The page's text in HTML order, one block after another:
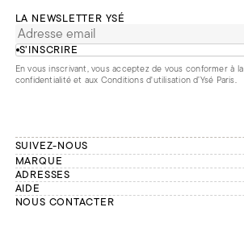
LA NEWSLETTER YSÉ
S’INSCRIRE
En vous inscrivant, vous acceptez de vous conformer à la
confidentialitéet aux Conditions d'utilisation d’Ysé Paris.
SUIVEZ-NOUS
MARQUE
Manifesto
Engagements
Seconde vie
ADRESSES
Paris
France
AIDE
Mon compte
NOUS CONTACTER